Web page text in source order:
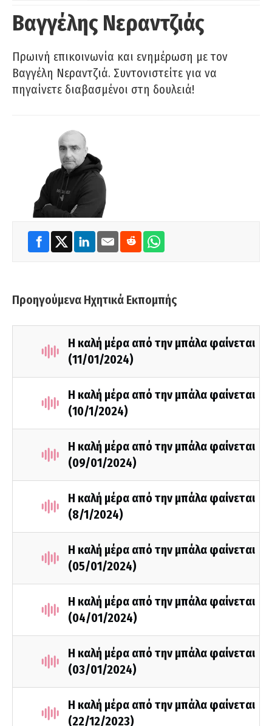
Βαγγέλης Νεραντζιάς
Πρωινή επικοινωνία και ενημέρωση με τον
Βαγγέλη Νεραντζιά. Συντονιστείτε για να
πηγαίνετε διαβασμένοι στη δουλειά!
Προηγούμενα Ηχητικά Εκπομπής
Η καλή μέρα από την μπάλα φαίνεται
(11/01/2024)
Η καλή μέρα από την μπάλα φαίνεται
(10/1/2024)
Η καλή μέρα από την μπάλα φαίνεται
(09/01/2024)
Η καλή μέρα από την μπάλα φαίνεται
(8/1/2024)
Η καλή μέρα από την μπάλα φαίνεται
(05/01/2024)
Η καλή μέρα από την μπάλα φαίνεται
(04/01/2024)
Η καλή μέρα από την μπάλα φαίνεται
(03/01/2024)
Η καλή μέρα από την μπάλα φαίνεται
(22/12/2023)